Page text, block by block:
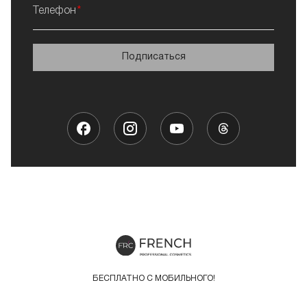
Телефон
Подписаться
БЕСПЛАТНО С МОБИЛЬНОГО!